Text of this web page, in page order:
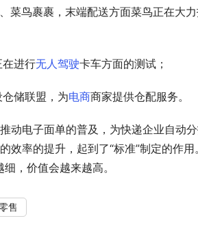
菜鸟裹裹，末端配送方面菜鸟正在大
进行无人驾驶卡车方面的测试；
储联盟，为电商商家提供仓配服务。
动电子面单的普及，为快递企业自动
效率的提升，起到了“标准”制定的作
，价值会越来越高。
售